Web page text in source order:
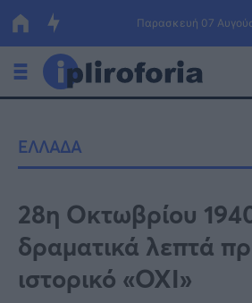
Παρασκευή 07
Οικονομία
Πολιτική
Τράπεζες
Επιδοτήσεις
Κόσμος
ΕΛΛΑΔΑ
28η Οκτωβρίου
δραματικά λεπτά
ιστορικό «ΟΧΙ»